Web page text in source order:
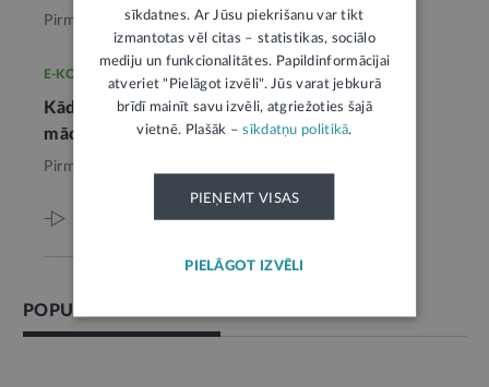
Pirms mēneša, Ceļu satiksme
E-KONSULTĀCIJA
Kādos gadījumos nevar iegūt braukšanas
mācību atļauju
Pirms mēneša,
Viss par šo tēmu
POPULĀRĀKĀS TĒMAS
sīkdatnes. Ar Jūsu piekrišanu var tikt
izmantotas vēl citas – statistikas, sociālo
mediju un funkcionalitātes. Papildinformācijai
atveriet "Pielāgot izvēli". Jūs varat jebkurā
brīdī mainīt savu izvēli, atgriežoties šajā
vietnē. Plašāk –sīkdatņu politikā.
PIEŅEMT VISAS
PIELĀGOT IZVĒLI